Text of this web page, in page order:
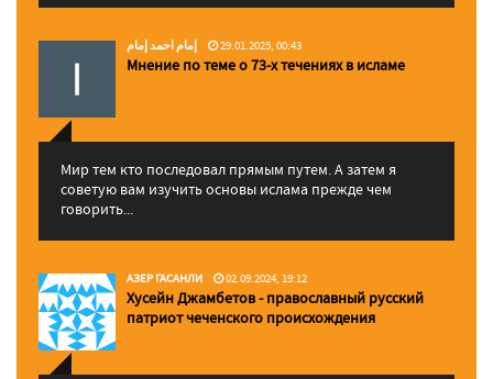
إمام احمد إمام 29.01.2025, 00:43
Мнение по теме о 73-х течениях в исламе
Мир тем кто последовал прямым путем. А затем я
советую вам изучить основы ислама прежде чем
говорить...
АЗЕР ГАСАНЛИ 02.09.2024, 19:12
Хусейн Джамбетов - православный русский
патриот чеченского происхождения